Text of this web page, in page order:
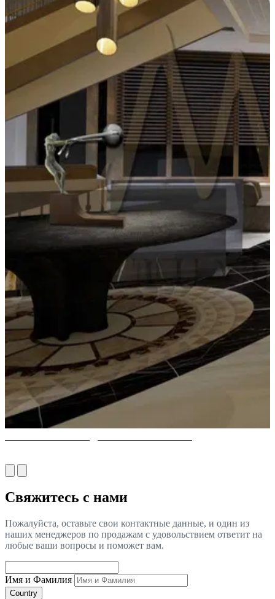
Свяжитесь с нами
Пожалуйста, оставьте свои контактные данные, и один из
наших менеджеров по продажам с удовольствием ответит на
любые ваши вопросы и поможет вам.
Имя и Фамилия
Country